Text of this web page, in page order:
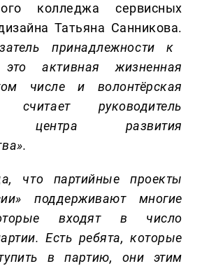
колледжа сервисных
Татьяна Санникова.
принадлежности к
активная жизненная
числе и волонтёрская
считает руководитель
центра развития
что партийные проекты
поддерживают многие
входят в число
Есть ребята, которые
в партию, они этим